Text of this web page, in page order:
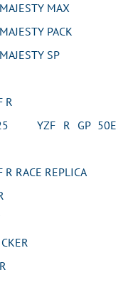
MAX
PACK
SP
R
YZF R GP 50E
RACE REPLICA